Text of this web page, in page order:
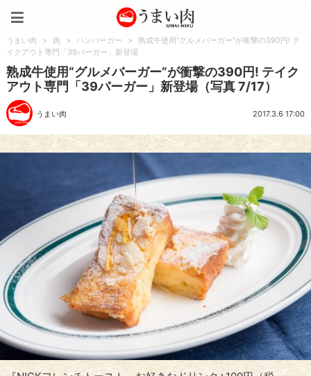
うまい肉 > 肉 > ハンバーガー >
熟成牛使用“グルメバーガー”が衝撃の390円! テ
イクアウト専門「39バーガー」新登場
熟成牛使用“グルメバーガー”が衝撃の390円! テイク
アウト専門「39バーガー」新登場（写真 7/17）
うまい肉 2017.3.6 17:00